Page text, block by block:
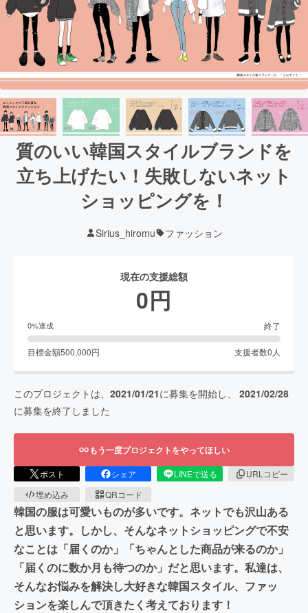
質のいい韓国スタイルブランドを
立ち上げたい！失敗しないネット
ショッピングを！
Sirius_hiromu ファッション
現在の支援総額
0円
0%達成 終了
目標金額500,000円 支援者数0 人
このプロジェクトは、 2021/01/21に募集を開始し、 2021/02/28
に募集を終了しました
もう一度プロジェクトをやってほしい
ポスト シェア LINEで送る
URLコピー
埋め込み
QRコード
韓国の服は可愛いものが多いです。ネットでも沢山ある
と思います。しかし、そんなネットショッピングで不安
なことは「届くのか」「ちゃんとした商品が来るのか」
「届くのに数か月も待つのか」だと思います。私達は、
そんなお悩みを解決し大好きな韓国スタイル、ファッ
ションを楽しんで頂きたく考えております！